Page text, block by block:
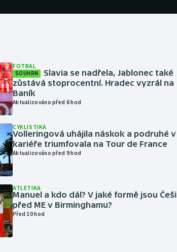
FOTBAL
SOUHRN
Slavia se nadřela, Jablonec také
zůstává stoprocentní. Hradec vyzrál na
Baník
Aktualizováno před 6 hod
CYKLISTIKA
Volleringová uhájila náskok a podruhé v
kariéře triumfovala na Tour de France
Aktualizováno před 9 hod
ATLETIKA
Manuel a kdo dál? V jaké formě jsou Češi
před ME v Birminghamu?
Před 10 hod